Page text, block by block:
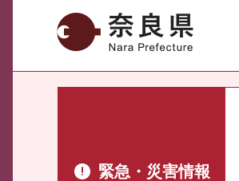
奈良県
緊急・災害情報